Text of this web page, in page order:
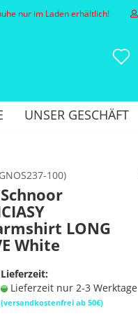
nur im Laden erhältlich!
erstellen
vergessen?
UNSER GESCHÄFT
GNOS237-100)
LONG
White
Lieferzeit:
Lieferzeit nur 2-3 Werktage
(versandkostenfrei ab 50€)